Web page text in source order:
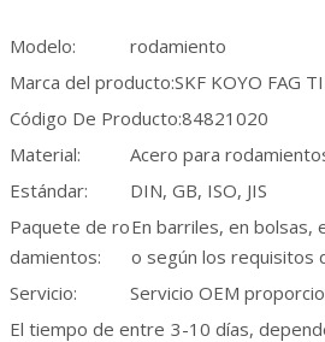
Modelo:
rodamiento
Marca del producto:SKF KOYO FAG
Código De Producto:84821020
Material:
Acero para
Estándar:
DIN, GB, ISO, JIS
Paquete de ro
damientos:
En barriles, en bolsas,
o según los requisitos
Servicio:
Servicio OEM
El tiempo de entre 3-10 días,